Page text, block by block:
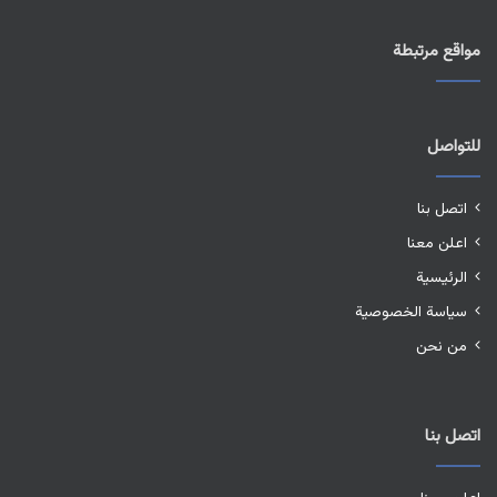
مواقع مرتبطة
للتواصل
اتصل بنا
اعلن معنا
الرئيسية
سياسة الخصوصية
من نحن
اتصل بنا